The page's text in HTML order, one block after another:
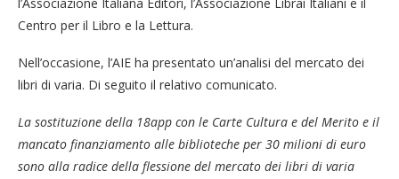
Centro per il Libro e la Lettura.
Nell’occasione, l’AIE ha presentato un’analisi del mercato dei
libri di varia. Di seguito il relativo comunicato.
La sostituzione della 18app con le Carte Cultura e del Merito e il
mancato finanziamento alle biblioteche per 30 milioni di euro
sono alla radice della flessione del mercato dei libri di varia